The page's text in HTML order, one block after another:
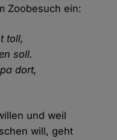
Zoobesuch ein:
toll,
soll.
dort,
und weil
will, geht